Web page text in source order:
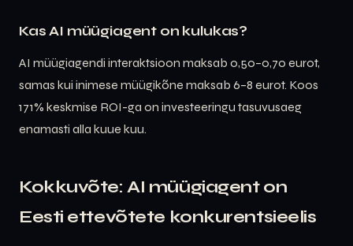
Kas AI müügiagent on kulukas?
AI müügiagendi interaktsioon maksab 0,50–0,70 eurot,
samas kui inimese müügikõne maksab 6–8 eurot. Koos
171% keskmise ROI-ga on investeeringu tasuvusaeg
enamasti alla kuue kuu.
Kokkuvõte: AI müügiagent on
Eesti ettevõtete konkurentsieelis